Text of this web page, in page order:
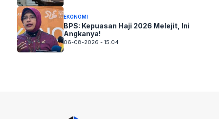
EKONOMI
BPS: Kepuasan Haji 2026 Melejit, Ini
Angkanya!
06-08-2026 - 15.04